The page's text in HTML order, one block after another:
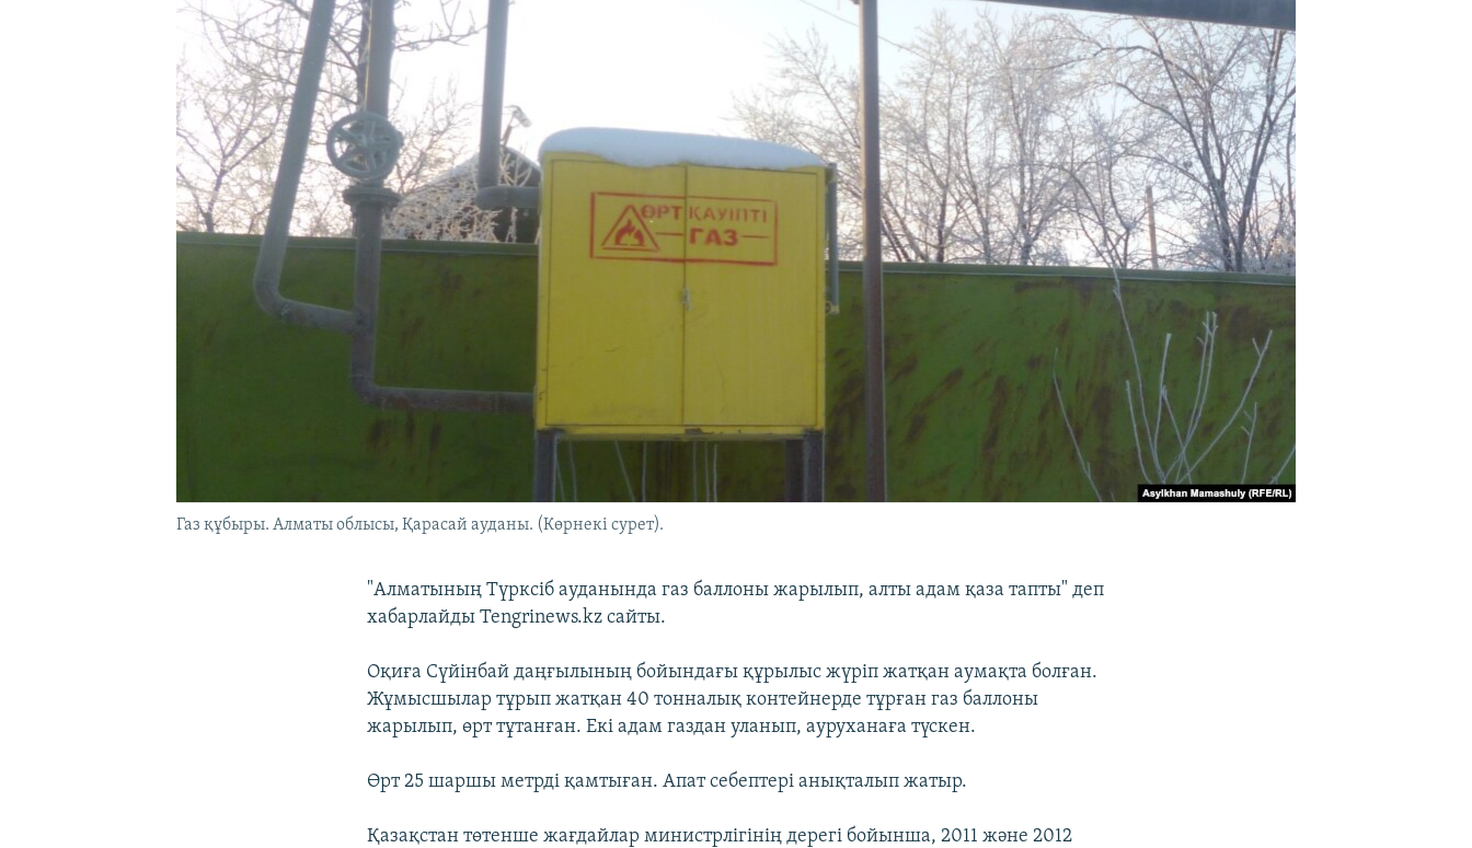
Газ құбыры. Алматы облысы, Қарасай ауданы. (Көрнекі сурет).
"Алматының Түрксіб ауданында газ баллоны жарылып, алты адам қаза тапты" деп
хабарлайды Tengrinews.kz сайты.
Оқиға Сүйінбай даңғылының бойындағы құрылыс жүріп жатқан аумақта болған.
Жұмысшылар тұрып жатқан 40 тонналық контейнерде тұрған газ баллоны
жарылып, өрт тұтанған. Екі адам газдан уланып, ауруханаға түскен.
Өрт 25 шаршы метрді қамтыған. Апат себептері анықталып жатыр.
Қазақстан төтенше жағдайлар министрлігінің дерегі бойынша, 2011 және 2012